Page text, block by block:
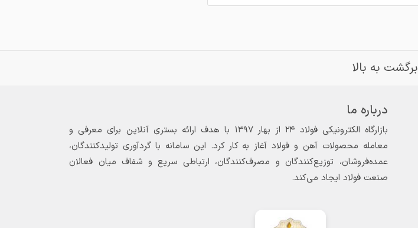
برگشت به بالا
درباره ما
بازارگاه الکترونیکی فولاد ۲۴ از بهار ۱۳۹۷ با هدف ارائه بستری آنلاین برای معرفی و
معامله محصولات آهن و فولاد آغاز به کار کرد. این سامانه با گردآوری تولیدکنندگان،
عمده‌فروشان، توزیع‌کنندگان و مصرف‌کنندگان، ارتباطی سریع و شفاف میان فعالان
صنعت فولاد ایجاد می‌کند.